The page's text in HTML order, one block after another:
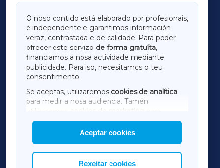
O noso contido está elaborado por profesionais,
é independente e garantimos información
veraz, contrastada e de calidade. Para poder
ofrecer este servizo de forma gratuíta,
financiamos a nosa actividade mediante
publicidade. Para iso, necesitamos o teu
consentimento.
Se aceptas, utilizaremos cookies de analítica
para medir a nosa audiencia. Tamén
utilizaremos
cookies de marketing
mostrar publicidade de terceiros.
Así mesmo, podes personalizar a elección das
cookies que desexas permitir.
Aceptar cookies
Rexeitar cookies
LUGOXA
TERRACHAXA
AMARIÑAXA
RIBEIRASACRAXA
ACORUÑAXA